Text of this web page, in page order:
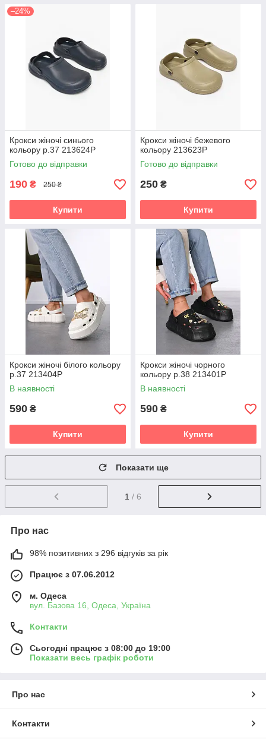
–24%
Крокси жіночі синього
кольору р.37 213624P
Готово до відправки
190 ₴ 250 ₴
Купити
Крокси жіночі бежевого
кольору 213623P
Готово до відправки
250 ₴
Купити
Крокси жіночі білого кольору
р.37 213404P
В наявності
590 ₴
Купити
Крокси жіночі чорного
кольору р.38 213401P
В наявності
590 ₴
Купити
Показати ще
1 / 6
Про нас
98% позитивних з 296 відгуків за рік
Працює з 07.06.2012
м. Одеса
вул. Базова 16, Одеса, Україна
Контакти
Сьогодні працює з 08:00 до 19:00
Показати весь графік роботи
Про нас
Контакти